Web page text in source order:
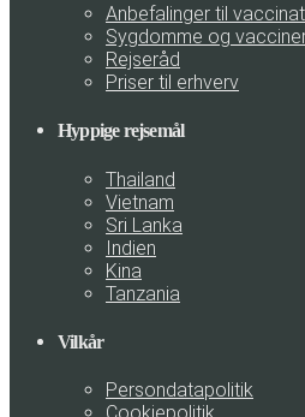
Anbefalinger til
Sygdomme og
Rejseråd
Priser til erhverv
Hyppige rejsemål
Thailand
Vietnam
Sri Lanka
Indien
Kina
Tanzania
Vilkår
Persondatapolitik